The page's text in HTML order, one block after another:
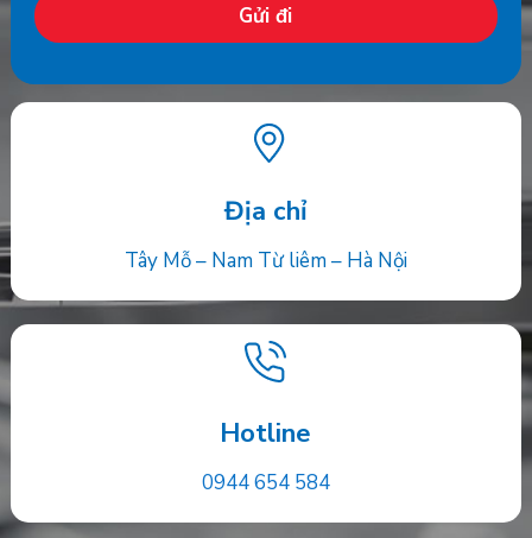
Địa chỉ
Tây Mỗ – Nam Từ liêm – Hà Nội
Hotline
0944 654 584